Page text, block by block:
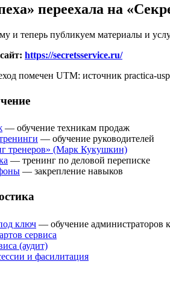
переехала на
и теперь публикуем материалы и
https://secretsservice.ru/
помечен UTM: источник practica-
— обучение техникам продаж
— обучение руководителей
тренеров» (Марк Кукушкин)
— тренинг по деловой переписке
— закрепление навыков
ключ — обучение администраторов
сервиса
(аудит)
и фасилитация